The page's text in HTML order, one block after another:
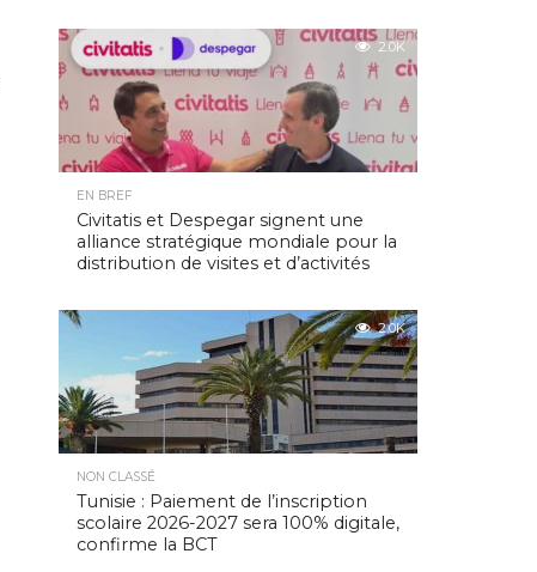
2.0K
EN BREF
Civitatis et Despegar signent une
alliance stratégique mondiale pour la
distribution de visites et d’activités
2.0K
NON CLASSÉ
Tunisie : Paiement de l’inscription
scolaire 2026-2027 sera 100% digitale,
confirme la BCT